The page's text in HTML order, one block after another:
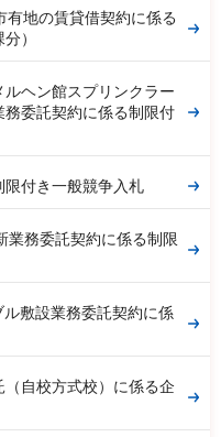
有地の賃貸借契約に係る
）
ヘン館スプリンクラー
委託契約に係る制限付
限付き一般競争入札
業務委託契約に係る制限
敷設業務委託契約に係
自校方式校）に係る企